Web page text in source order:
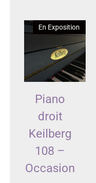
En Exposition
Piano
droit
Keilberg
108 –
Occasion